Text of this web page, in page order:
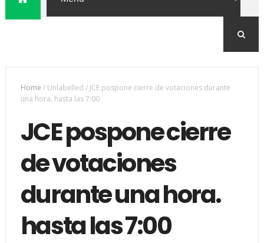
Home /Unlabelled / JCE pospone cierre de votaciones durante
una hora. hasta las 7:00
JCE pospone cierre
de votaciones
durante una hora.
hasta las 7:00